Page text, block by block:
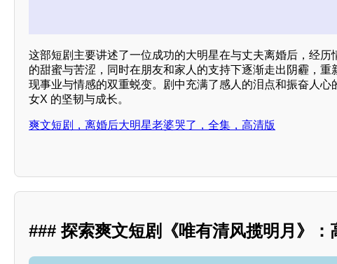
这部短剧主要讲述了一位成功的大明星在与丈夫离婚后，经历
的甜蜜与苦涩，同时在朋友和家人的支持下逐渐走出阴霾，重
现事业与情感的双重蜕变。剧中充满了感人的泪点和振奋人心
女X 的坚韧与成长。
爽文短剧，离婚后大明星老婆哭了，全集，高清版
### 探索爽文短剧《唯有清风揽明月》：